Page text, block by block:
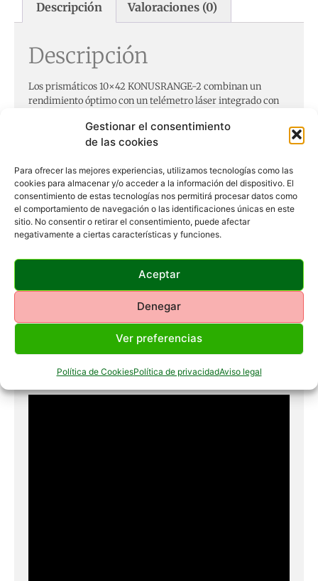
Gestionar el consentimiento
de las cookies
Para ofrecer las mejores experiencias, utilizamos tecnologías como las
cookies para almacenar y/o acceder a la información del dispositivo. El
consentimiento de estas tecnologías nos permitirá procesar datos como
el comportamiento de navegación o las identificaciones únicas en este
sitio. No consentir o retirar el consentimiento, puede afectar
negativamente a ciertas características y funciones.
Aceptar
Denegar
Ver preferencias
Política de CookiesPolítica de privacidadAviso legal
Descripción Valoraciones (0)
Descripción
Los prismáticos 10×42 KONUSRANGE-2 combinan un
rendimiento óptimo con un telémetro láser integrado con
Telémetro láser con rango 5-1200m que permite
Aumentos: 10X
Objetivo (mm): 42
Pupila de salida (mm): 21,5
Campo visual a 1000 m (m): 80
Enfoque central
Revestimiento de carcasa en goma
Dimensiones, LxAlxAn (cm): 15,7×5,5×13
Peso (g): 848
No acoplable a trípode
Si desea obtener más información, lea el artículo publicado
en la revista Trofeo sobre el KONUSRANGE-2:
productos/prismatico-con-telemetro-konusrange-2-10×42